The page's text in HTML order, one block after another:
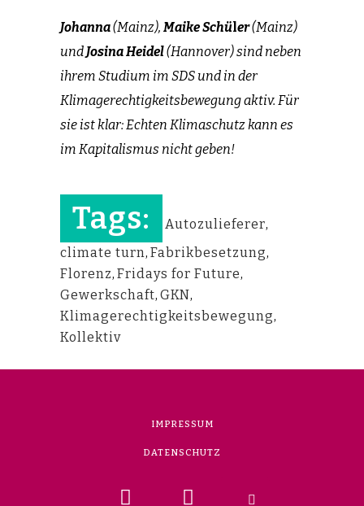
Johanna(Mainz), Maike Schüler(Mainz)
und Josina Heidel(Hannover) sind neben
ihrem Studium im SDS und in der
Klimagerechtigkeitsbewegung aktiv. Für
sie ist klar: Echten Klimaschutz kann es
im Kapitalismus nicht geben!
Tags: Autozulieferer,
climate turn, Fabrikbesetzung,
Florenz, Fridays for Future,
Gewerkschaft, GKN,
Klimagerechtigkeitsbewegung,
Kollektiv
IMPRESSUM
DATENSCHUTZ